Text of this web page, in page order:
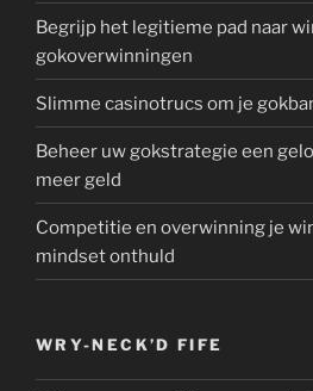
Begrijp het legitieme pad naar
gokoverwinningen
Slimme casinotrucs om je
Beheer uw gokstrategie een
meer geld
Competitie en overwinning je
mindset onthuld
WRY-NECK’D FIFE